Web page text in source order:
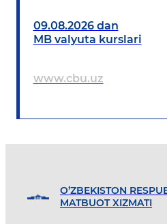
09.08.2026 dan
MB valyuta kurslari
www.cbu.uz
O’ZBEKISTON
MATBUOT XIZMATI